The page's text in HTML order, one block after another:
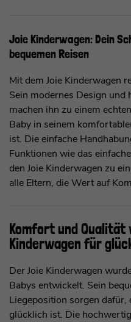
Joie Kinderwagen: Dein
bequemen Reisen
Mit dem Joie Kinderwagen
Sein modernes Design und
machen ihn zu einem
Baby in seinem
ist. Die einfache
Funktionen wie das
den Joie Kinderwagen zu
alle Eltern, die Wert auf
Komfort und Qualität
Kinderwagen für
Der Joie Kinderwagen
Babys entwickelt. Sein
Liegeposition sorgen
glücklich ist. Die